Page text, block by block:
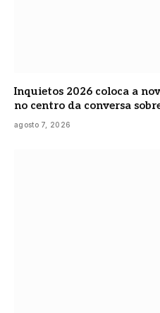
Inquietos 2026 coloca a
no centro da conversa
agosto 7, 2026